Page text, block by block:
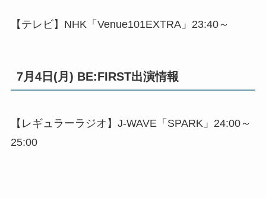
【テレビ】NHK「Venue101EXTRA」23:40～
7月4日(月) BE:FIRST出演情報
【レギュラーラジオ】J-WAVE「SPARK」24:00～
25:00